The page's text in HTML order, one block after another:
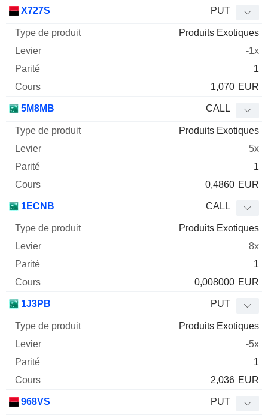
X727S PUT
Produits Exotiques
-1x
1
1,070 EUR
5M8MB CALL
Produits Exotiques
5x
1
0,4860 EUR
1ECNB CALL
Produits Exotiques
8x
1
0,008000 EUR
1J3PB PUT
Produits Exotiques
-5x
1
2,036 EUR
968VS PUT